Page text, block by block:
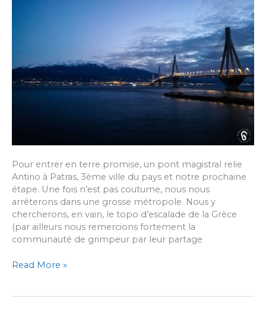
Pour entrer en terre promise, un pont magistral relie
Antirio à Patras, 3ème ville du pays et notre prochaine
étape. Une fois n’est pas coutume, nous nous
arrêterons dans une grosse métropole. Nous y
chercherons, en vain, le topo d’escalade de la Grèce
(par ailleurs nous remercions fortement la
communauté de grimpeur par leur partage
[#13]
Read More »